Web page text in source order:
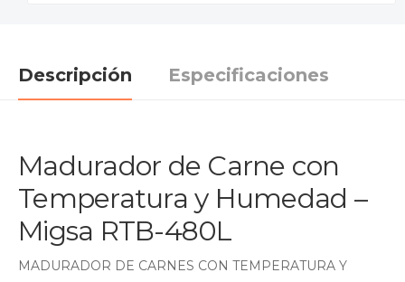
Descripción Especificaciones
Madurador de Carne con
Temperatura y Humedad –
Migsa RTB-480L
MADURADOR DE CARNES CON TEMPERATURA Y